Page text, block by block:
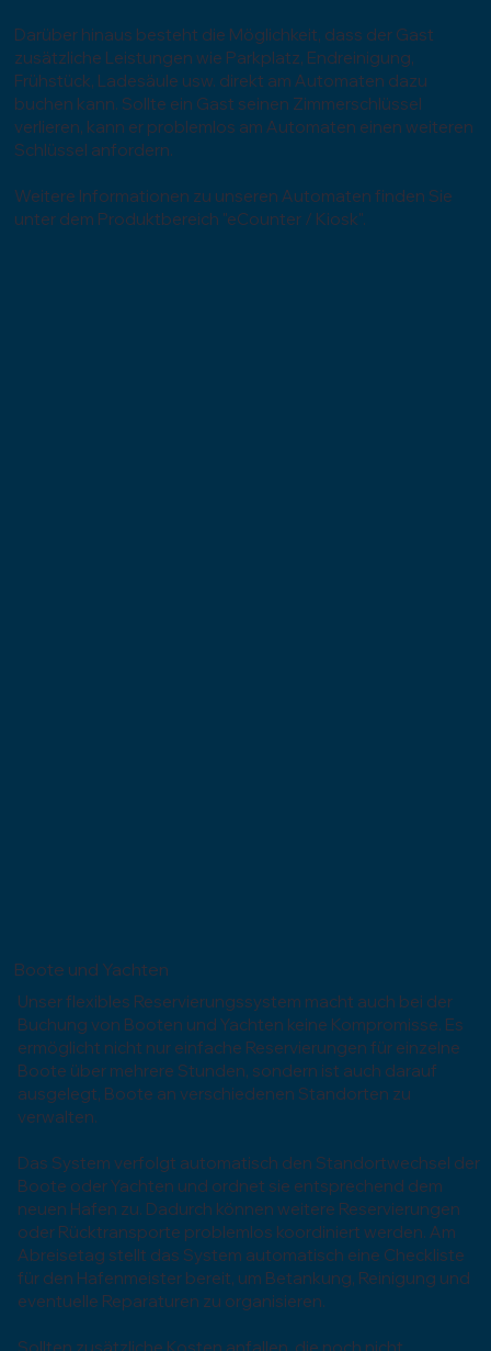
Darüber hinaus besteht die Möglichkeit, dass der Gast
zusätzliche Leistungen wie Parkplatz, Endreinigung,
Frühstück, Ladesäule usw. direkt am Automaten dazu
buchen kann. Sollte ein Gast seinen Zimmerschlüssel
verlieren, kann er problemlos am Automaten einen weiteren
Schlüssel anfordern.
Weitere Informationen zu unseren Automaten finden Sie
unter dem Produktbereich "eCounter / Kiosk".
Boote und Yachten
Unser flexibles Reservierungssystem macht auch bei der
Buchung von Booten und Yachten keine Kompromisse. Es
ermöglicht nicht nur einfache Reservierungen für einzelne
Boote über mehrere Stunden, sondern ist auch darauf
ausgelegt, Boote an verschiedenen Standorten zu
verwalten.
Das System verfolgt automatisch den Standortwechsel der
Boote oder Yachten und ordnet sie entsprechend dem
neuen Hafen zu. Dadurch können weitere Reservierungen
oder Rücktransporte problemlos koordiniert werden. Am
Abreisetag stellt das System automatisch eine Checkliste
für den Hafenmeister bereit, um Betankung, Reinigung und
eventuelle Reparaturen zu organisieren.